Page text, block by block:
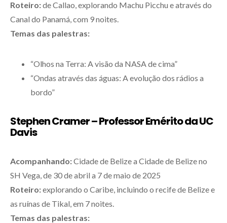
Roteiro:de Callao, explorando Machu Picchu e através do
Canal do Panamá, com 9 noites.
Temas das palestras:
“Olhos na Terra: A visão da NASA de cima”
“Ondas através das águas: A evolução dos rádios a
bordo”
Stephen Cramer – Professor Emérito da UC
Davis
Acompanhando:Cidade de Belize a Cidade de Belize no
SH Vega, de 30 de abril a 7 de maio de 2025
Roteiro:explorando o Caribe, incluindo o recife de Belize e
as ruínas de Tikal, em 7 noites.
Temas das palestras: